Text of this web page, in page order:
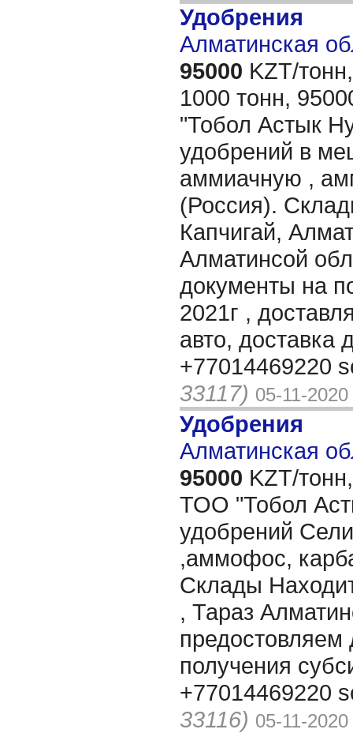
Удобрения
Алматинская
95000 KZT/тонн,
1000 тонн,
"Тобол Астык
удобрений в
аммиачную ,
(Россия).
Капчигай,
Алматинсой
документы на
2021г ,
авто, доставка
+77014469220
33117) 05-11-2020
Удобрения
Алматинская
95000 KZT/тонн,
ТОО "Тобол
удобрений
,аммофос,
Склады
, Тараз
получения
+77014469220
33116) 05-11-2020